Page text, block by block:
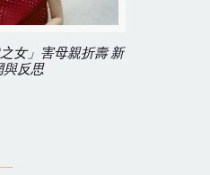
女」害母親折壽 新
與反思